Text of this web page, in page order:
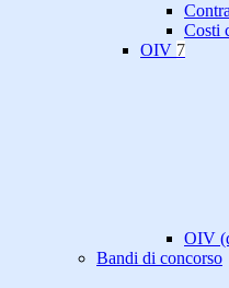
Costi
OIV 7
OIV
Bandi di concorso